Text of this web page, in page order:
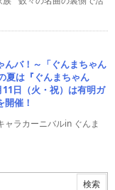
んバ！～「ぐんまちゃん
夏は『ぐんまちゃん
日（火・祝）は有明ガ
催！
ラカーニバルin ぐんま